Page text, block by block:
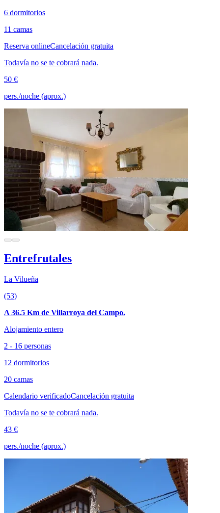
6 dormitorios
11 camas
Reserva onlineCancelación gratuita
Todavía no se te cobrará nada.
50 €
pers./noche (aprox.)
Entrefrutales
La Vilueña
(53)
A 36.5 Km de Villarroya del Campo.
Alojamiento entero
2 - 16 personas
12 dormitorios
20 camas
Calendario verificadoCancelación gratuita
Todavía no se te cobrará nada.
43 €
pers./noche (aprox.)